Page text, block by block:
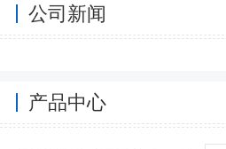
公司新闻
产品中心